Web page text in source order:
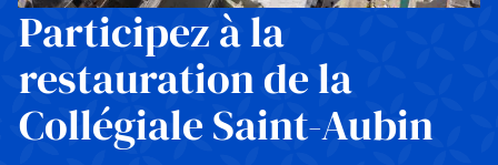
Participez à la
restauration de la
Collégiale Saint-Aubin